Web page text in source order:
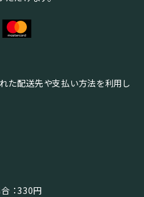
た配送先や支払い方法を利用し
：330円